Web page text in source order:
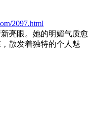
2097.html
亮眼。她的明媚气质愈
散发着独特的个人魅